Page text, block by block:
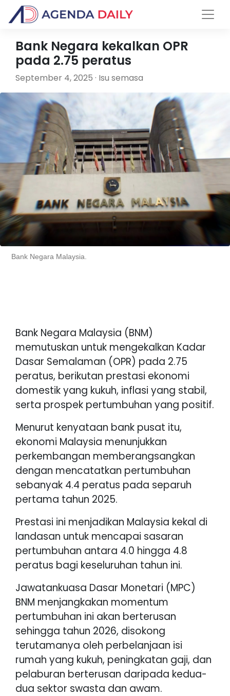
Bank Negara kekalkan OPR
pada 2.75 peratus
September 4, 2025 · Isu semasa
Bank Negara Malaysia.
Bank Negara Malaysia (BNM)
memutuskan untuk mengekalkan Kadar
Dasar Semalaman (OPR) pada 2.75
peratus, berikutan prestasi ekonomi
domestik yang kukuh, inflasi yang stabil,
serta prospek pertumbuhan yang positif.
Menurut kenyataan bank pusat itu,
ekonomi Malaysia menunjukkan
perkembangan memberangsangkan
dengan mencatatkan pertumbuhan
sebanyak 4.4 peratus pada separuh
pertama tahun 2025.
Prestasi ini menjadikan Malaysia kekal di
landasan untuk mencapai sasaran
pertumbuhan antara 4.0 hingga 4.8
peratus bagi keseluruhan tahun ini.
Jawatankuasa Dasar Monetari (MPC)
BNM menjangkakan momentum
pertumbuhan ini akan berterusan
sehingga tahun 2026, disokong
terutamanya oleh perbelanjaan isi
rumah yang kukuh, peningkatan gaji, dan
pelaburan berterusan daripada kedua-
dua sektor swasta dan awam.